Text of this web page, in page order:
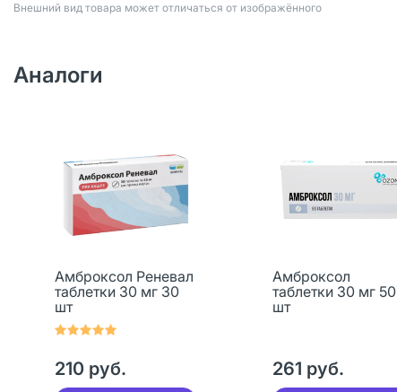
Bнешний вид товара может отличаться от изображённого
Аналоги
Амброксол Реневал
таблетки 30 мг 30
шт
210 руб.
Амброксол
таблетки 30 мг 50
шт
261 руб.